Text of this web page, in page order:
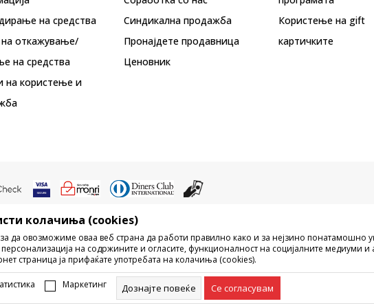
на средства
откажување/
на средства
на користење и
Синдикална продажба
Пронајдете продавница
Ценовник
Користење на gift
картичките
или користење на содржината од интернет страните на Sport Vision, делумно
содржини, ниту истите да се отстапуваат на трети лица, јавно да се објавуваат
без писмена согласност од БДС.МК ДООЕЛ.
што попрецизни во описот на производот, фотографијата и самата цена, но не
и без грешка. Сите прикажани производи на сајтот се дел од нашата понуда, но
во секој момент. Достапноста на производите може да ја проверите и на
колачиња (cookies)
да овозможиме оваа веб страна да работи правилно како и за нејзино понатамошно
на содржините и огласите, функционалност на социјалните медиуми
страница ја прифаќате употребата на колачиња (cookies).
Маркетинг Дознајте повеќе Се согласувам